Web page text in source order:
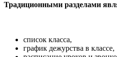
Традиционными разделами
список класса,
график дежурства в классе,